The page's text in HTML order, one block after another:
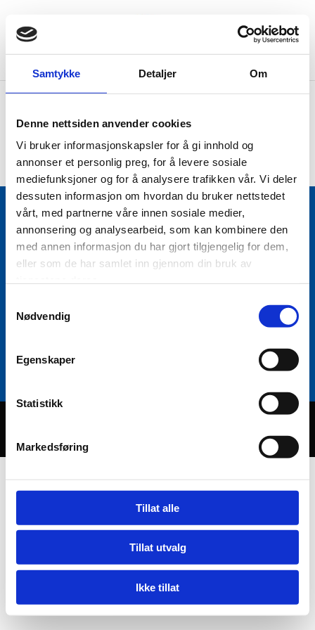
Samtykke Detaljer Om
Denne nettsiden anvender cookies
Vi bruker informasjonskapsler for å gi innhold og
annonser et personlig preg, for å levere sosiale
mediefunksjoner og for å analysere trafikken vår. Vi deler
dessuten informasjon om hvordan du bruker nettstedet
vårt, med partnerne våre innen sosiale medier,
annonsering og analysearbeid, som kan kombinere den
med annen informasjon du har gjort tilgjengelig for dem,
eller som de har samlet inn gjennom din bruk av
Nødvendig
Egenskaper
Statistikk
Markedsføring
Tillat alle
Tillat utvalg
Ikke tillat
Nye installasjoner
BE-Elektro AS
Gladengveien 16
0661 Oslo
 23 03 19 40